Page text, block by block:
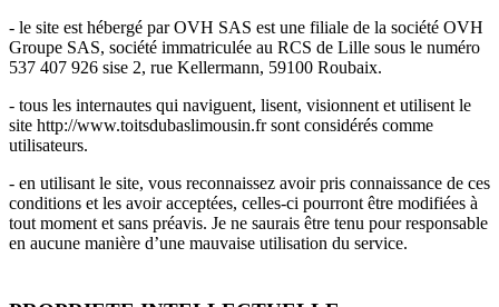
- le site est hébergé par OVH SAS est une filiale de la société OVH
Groupe SAS, société immatriculée au RCS de Lille sous le numéro
537 407 926 sise 2, rue Kellermann, 59100 Roubaix.
- tous les internautes qui naviguent, lisent, visionnent et utilisent le
site http://www.toitsdubaslimousin.fr sont considérés comme
utilisateurs.
- en utilisant le site, vous reconnaissez avoir pris connaissance de ces
conditions et les avoir acceptées, celles-ci pourront être modifiées à
tout moment et sans préavis. Je ne saurais être tenu pour responsable
en aucune manière d’une mauvaise utilisation du service.